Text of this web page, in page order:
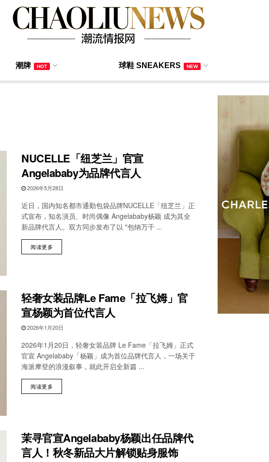
潮牌 HOT 球鞋 SNEAKERS NEW
NUCELLE「纽芝兰」官宣
Angelababy为品牌代言人
2026年5月28日
近日，国内知名都市通勤包袋品牌NUCELLE「纽芝兰」正
式宣布，知名演员、时尚偶像 Angelababy杨颖 成为其全
新品牌代言人。双方同步发布了以 "包纳万千 ...
阅读更多
轻奢女装品牌Le Fame「拉飞姆」官
宣杨颖为首位代言人
2026年1月20日
2026年1月20日，轻奢女装品牌 Le Fame「拉飞姆」正式
官宣 Angelababy「杨颖」成为首位品牌代言人，一场关于
海派摩登的浪漫叙事，就此开启全新篇 ...
阅读更多
茉寻官宣Angelababy杨颖出任品牌代
言人！秋冬新品大片解锁贴身服饰